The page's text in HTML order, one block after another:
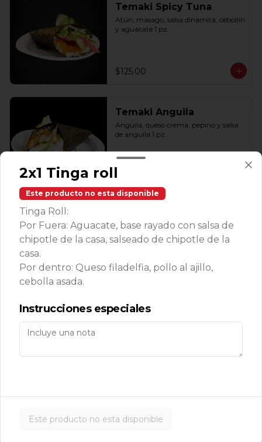
Temaki Spicy Tuna
Atún, masago, salsa dinamita, cebollín
y aguacate 1 pz.
$125.00
Temaki Anguila
Anguila, queso crema, pepino y salsa
de anguila 1 pz.
$145.00
Camarones roca, aguacate, masago y
queso enchipotlado 1 pz.
Makis
Avocado Cucumber Roll
$139.00
2x1 Tinga roll
Este producto no esta disponible
Tinga Roll:
Por Fuera: Aguacate, base rayado con salsa de
chipotle de la casa, salseado de chipotle de la
casa.
Por dentro: Queso filadelfia, pollo al ajillo,
cebolla asada.
Instrucciones especiales
Este producto no esta disponible